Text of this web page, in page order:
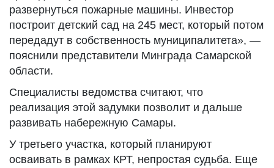
развернуться пожарные машины. Инвестор
построит детский сад на 245 мест, который потом
передадут в собственность муниципалитета», —
пояснили представители Минграда Самарской
области.
Специалисты ведомства считают, что
реализация этой задумки позволит и дальше
развивать набережную Самары.
У третьего участка, который планируют
осваивать в рамках КРТ, непростая судьба. Еще